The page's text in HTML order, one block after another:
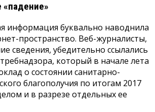
«падение»
информация буквально наводнила
пространство. Веб-журналисты,
сведения, убедительно ссылались
который в начале лета
о состоянии санитарно-
благополучия по итогам 2017
и в разрезе отдельных ее